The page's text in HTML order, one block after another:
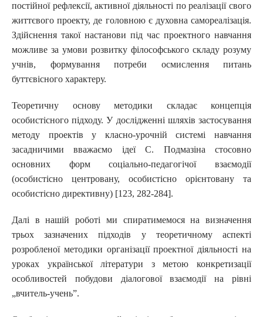
постійної рефлексії, активної діяльності по реалізації свого
життєвого проекту, де головною є духовна самореалізація.
Здійснення такої настанови під час проектного навчання
можливе за умови розвитку філософського складу розуму
учнів, формування потреби осмислення питань
буттєвісного характеру.
Теоретичну основу методики складає концепція
особистісного підходу. У дослідженні шляхів застосування
методу проектів у класно-урочній системі навчання
засадничими вважаємо ідеї С. Подмазіна стосовно
основних форм соціально-педагогічої взаємодії
(особистісно центровану, особистісно орієнтовану та
особистісно директивну) [123, 282-284].
Далі в нашій роботі ми спиратимемося на визначення
трьох зазначених підходів у теоретичному аспекті
розробленої методики організації проектної діяльності на
уроках української літератури з метою конкретизації
особливостей побудови діалогової взаємодії на рівні
„вчитель-учень”.